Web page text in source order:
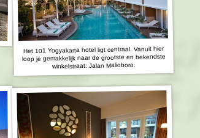
Het 101 Yogyakarta hotel ligt centraal. Vanuit hier
loop je gemakkelijk naar de grootste en bekendste
winkelstraat: Jalan Malioboro.